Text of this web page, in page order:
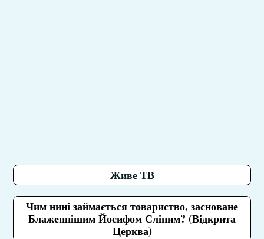
Живе ТВ
Чим нині займається товариство, засноване
Блаженнішим Йосифом Сліпим? (Відкрита
Церква)